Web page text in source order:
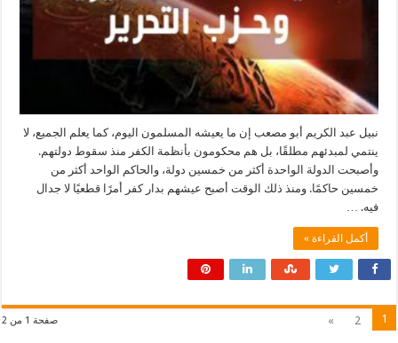
نبيل عبد الكريم أبو مصعب إن ما يعيشه المسلمون اليوم، كما يعلم الجميع، لا
ينتمي لمبدئهم مطلقًا، بل هم محكومون بأنظمة الكفر منذ سقوط دولتهم.
وأصبحت الدولة الواحدة أكثر من خمسين دولة، والحاكم الواحد أكثر من
خمسين حاكمًا. ومنذ ذلك الوقت أصبح عيشهم بدار كفر أمرًا قطعيًا لا جدال
فيه. …
أكمل القراءة »
صفحة 1 من 2 1
2
»